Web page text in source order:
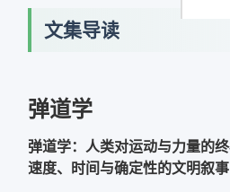
文集导读
弹道学
弹道学：人类对运动与力量的
速度、时间与确定性的文明叙事